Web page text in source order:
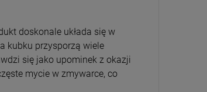
doskonale układa się w
kubku przysporzą wiele
się jako upominek z okazji
mycie w zmywarce, co